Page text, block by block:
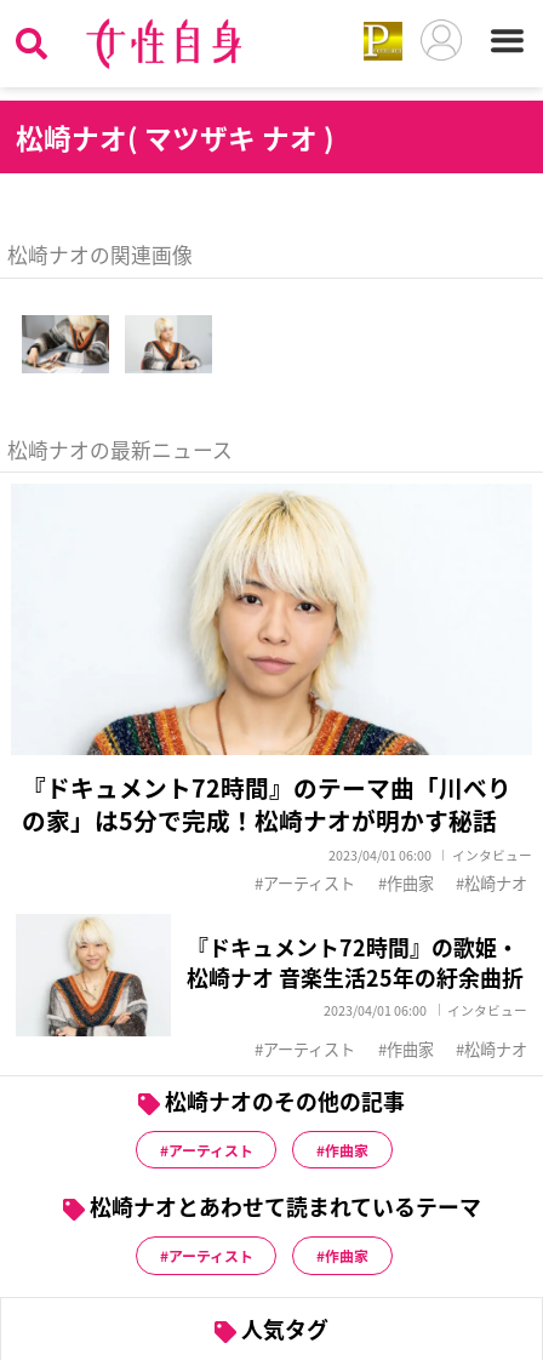
松崎ナオ( マツザキ ナオ )
松崎ナオの関連画像
松崎ナオの最新ニュース
『ドキュメント72時間』のテーマ曲「川べり
の家」は5分で完成！松崎ナオが明かす秘話
2023/04/01 06:00 インタビュー
アーティスト 作曲家 松崎ナオ
『ドキュメント72時間』の歌姫・
松崎ナオ 音楽生活25年の紆余曲折
2023/04/01 06:00 インタビュー
アーティスト 作曲家 松崎ナオ
松崎ナオのその他の記事
アーティスト 作曲家
松崎ナオとあわせて読まれているテーマ
アーティスト 作曲家
人気タグ